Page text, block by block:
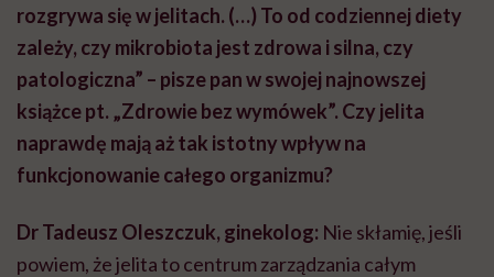
rozgrywa się w jelitach. (…) To od codziennej diety
zależy, czy mikrobiota jest zdrowa i silna, czy
patologiczna” – pisze pan w swojej najnowszej
książce pt. „Zdrowie bez wymówek”. Czy jelita
naprawdę mają aż tak istotny wpływ na
funkcjonowanie całego organizmu?
Dr Tadeusz Oleszczuk, ginekolog: Nie skłamię, jeśli
powiem, że jelita to centrum zarządzania całym